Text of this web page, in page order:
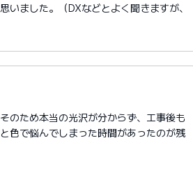
ました。（DXなどとよく聞きますが、
のため本当の光沢が分からず、工事後も
色で悩んでしまった時間があったのが残